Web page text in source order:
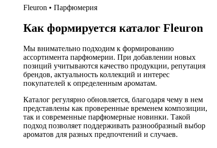
Fleuron • Парфюмерия
Как формируется каталог Fleuron
Мы внимательно подходим к формированию
ассортимента парфюмерии. При добавлении новых
позиций учитываются качество продукции, репутация
брендов, актуальность коллекций и интерес
покупателей к определенным ароматам.
Каталог регулярно обновляется, благодаря чему в нем
представлены как проверенные временем композиции,
так и современные парфюмерные новинки. Такой
подход позволяет поддерживать разнообразный выбор
ароматов для разных предпочтений и случаев.